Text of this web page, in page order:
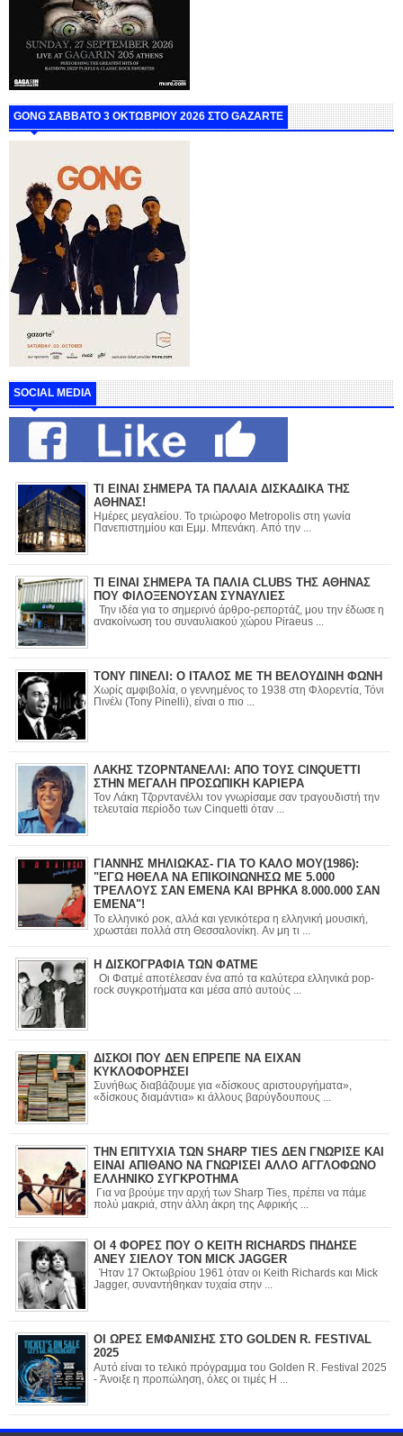
GONG ΣΑΒΒΑΤΟ 3 ΟΚΤΩΒΡΙΟΥ 2026 ΣΤΟ GAZARTE
SOCIAL MEDIA
ΤΙ ΕΙΝΑΙ ΣΗΜΕΡΑ ΤΑ ΠΑΛΑΙΑ ΔΙΣΚΑΔΙΚΑ ΤΗΣ
ΑΘΗΝΑΣ!
Ημέρες μεγαλείου. Το τριώροφο Metropolis στη γωνία
Πανεπιστημίου και Εμμ. Μπενάκη. Από την ...
ΤΙ ΕΙΝΑΙ ΣΗΜΕΡΑ ΤΑ ΠΑΛΙΑ CLUBS ΤΗΣ ΑΘΗΝΑΣ
ΠΟΥ ΦΙΛΟΞΕΝΟΥΣΑΝ ΣΥΝΑΥΛΙΕΣ
Την ιδέα για το σημερινό άρθρο-ρεπορτάζ, μου την έδωσε η
ανακοίνωση του συναυλιακού χώρου Piraeus ...
ΤΟΝΥ ΠΙΝΕΛΙ: Ο ΙΤΑΛΟΣ ΜΕ ΤΗ ΒΕΛΟΥΔΙΝΗ ΦΩΝΗ
Χωρίς αμφιβολία, ο γεννημένος το 1938 στη Φλορεντία, Τόνι
Πινέλι (Tony Pinelli), είναι ο πιο ...
ΛΑΚΗΣ ΤΖΟΡΝΤΑΝΕΛΛΙ: ΑΠΟ ΤΟΥΣ CINQUETTI
ΣΤΗΝ ΜΕΓΑΛΗ ΠΡΟΣΩΠΙΚΗ ΚΑΡΙΕΡΑ
Τον Λάκη Τζορντανέλλι τον γνωρίσαμε σαν τραγουδιστή την
τελευταία περίοδο των Cinquetti όταν ...
ΓΙΑΝΝΗΣ ΜΗΛΙΩΚΑΣ- ΓΙΑ ΤΟ ΚΑΛΟ ΜΟΥ(1986):
"ΕΓΩ ΗΘΕΛΑ ΝΑ ΕΠΙΚΟΙΝΩΝΗΣΩ ΜΕ 5.000
ΤΡΕΛΛΟΥΣ ΣΑΝ ΕΜΕΝΑ ΚΑΙ ΒΡΗΚΑ 8.000.000 ΣΑΝ
ΕΜΕΝΑ"!
Το ελληνικό ροκ, αλλά και γενικότερα η ελληνική μουσική,
χρωστάει πολλά στη Θεσσαλονίκη. Αν μη τι ...
Η ΔΙΣΚΟΓΡΑΦΙΑ ΤΩΝ ΦΑΤΜΕ
Οι Φατμέ αποτέλεσαν ένα από τα καλύτερα ελληνικά pop-
rock συγκροτήματα και μέσα από αυτούς ...
ΔΙΣΚΟΙ ΠΟΥ ΔΕΝ ΕΠΡΕΠΕ ΝΑ ΕΙΧΑΝ
ΚΥΚΛΟΦΟΡΗΣΕΙ
Συνήθως διαβάζουμε για «δίσκους αριστουργήματα»,
«δίσκους διαμάντια» κι άλλους βαρύγδουπους ...
ΤΗΝ ΕΠΙΤΥΧΙΑ ΤΩΝ SHARP TIES ΔΕΝ ΓΝΩΡΙΣΕ ΚΑΙ
ΕΙΝΑΙ ΑΠΙΘΑΝΟ ΝΑ ΓΝΩΡΙΣΕΙ ΑΛΛΟ ΑΓΓΛΟΦΩΝΟ
ΕΛΛΗΝΙΚΟ ΣΥΓΚΡΟΤΗΜΑ
Για να βρούμε την αρχή των Sharp Ties, πρέπει να πάμε
πολύ μακριά, στην άλλη άκρη της Αφρικής ...
ΟΙ 4 ΦΟΡΕΣ ΠΟΥ Ο KEITH RICHARDS ΠΗΔΗΣΕ
ΑΝΕΥ ΣΙΕΛΟΥ ΤΟΝ MICK JAGGER
Ήταν 17 Οκτωβρίου 1961 όταν οι Keith Richards και Mick
Jagger, συναντήθηκαν τυχαία στην ...
ΟΙ ΩΡΕΣ ΕΜΦΑΝΙΣΗΣ ΣΤΟ GOLDEN R. FESTIVAL
2025
Αυτό είναι το τελικό πρόγραμμα του Golden R. Festival 2025
- Άνοιξε η προπώληση, όλες οι τιμές Η ...